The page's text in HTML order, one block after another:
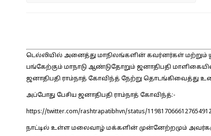
டெல்லியில் அனைத்து மாநிலங்களின் கவர்னர்கள்
பங்கேற்கும் மாநாடு ஆண்டுதோறும் ஜனாதிபதி
ஜனாதிபதி ராம்நாத் கோவிந்த் நேற்று தொடங்கிவைத்து
அப்போது பேசிய ஜனாதிபதி ராம்நாத் கோவிந்த்:-
https://twitter.com/rashtrapatibhvn/status/
நாட்டில் உள்ள மலைவாழ் மக்களின் முன்னேற்றமும்